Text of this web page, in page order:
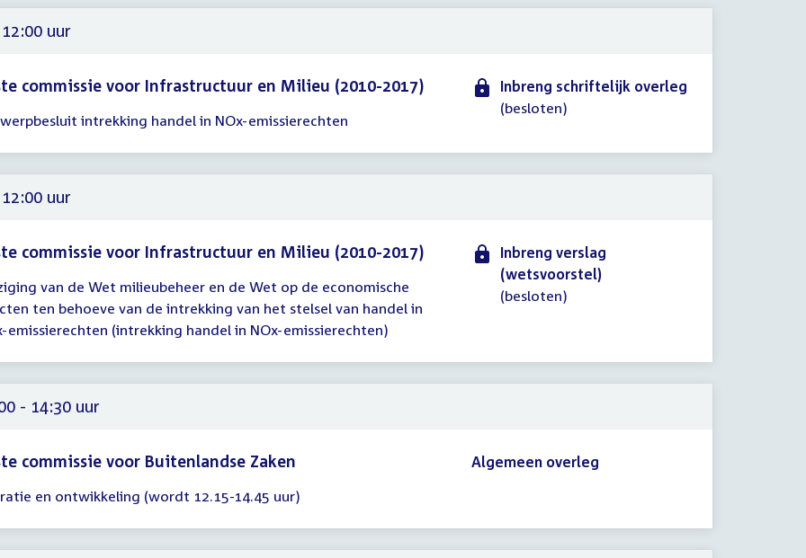
uur
commissie voor Infrastructuur en Milieu (2010-2017)
intrekking handel in NOx-emissierechten
Inbreng schriftelijk overleg
(besloten)
uur
commissie voor Infrastructuur en Milieu (2010-2017)
van de Wet milieubeheer en de Wet op de economische
ten behoeve van de intrekking van het stelsel van handel in
emissierechten (intrekking handel in NOx-emissierechten)
Inbreng verslag
(wetsvoorstel)
(besloten)
- 14:30 uur
commissie voor Buitenlandse Zaken
en ontwikkeling (wordt 12.15-14.45 uur)
Algemeen overleg